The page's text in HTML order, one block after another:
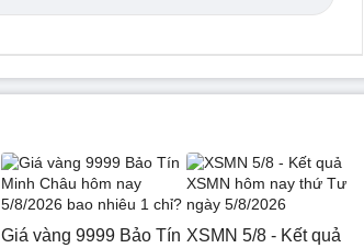
Giá vàng 9999 Bảo Tín XSMN 5/8 - Kết quả